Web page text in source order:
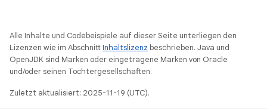
Alle Inhalte und Codebeispiele auf dieser Seite unterliegen den
Lizenzen wie im AbschnittInhaltslizenz beschrieben. Java und
OpenJDK sind Marken oder eingetragene Marken von Oracle
und/oder seinen Tochtergesellschaften.
Zuletzt aktualisiert: 2025-11-19 (UTC).